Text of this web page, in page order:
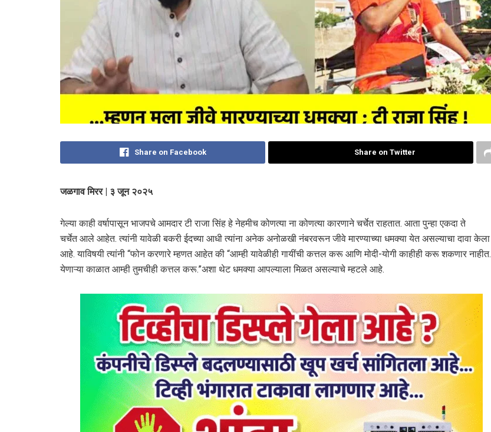
Share on Facebook Share on Twitter
जळगाव मिरर | ३ जून २०२५
गेल्या काही वर्षापासून भाजपचे आमदार टी राजा सिंह हे नेहमीच कोणत्या ना कोणत्या कारणाने चर्चेत राहतात. आता पुन्हा एकदा ते
चर्चेत आले आहेत. त्यांनी यावेळी बकरी ईदच्या आधी त्यांना अनेक अनोळखी नंबरवरून जीवे मारण्याच्या धमक्या येत असल्याचा दावा केला
आहे. याविषयी त्यांनी “फोन करणारे म्हणत आहेत की “आम्ही यावेळीही गायींची कत्तल करू आणि मोदी-योगी काहीही करू शकणार नाहीत.
येणाऱ्या काळात आम्ही तुमचीही कत्तल करू.”अशा थेट धमक्या आपल्याला मिळत असल्याचे म्हटले आहे.